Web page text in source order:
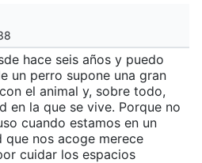
hace seis años y puedo
un perro supone una gran
el animal y, sobre todo,
en la que se vive. Porque no
cuando estamos en un
que nos acoge merece
cuidar los espacios